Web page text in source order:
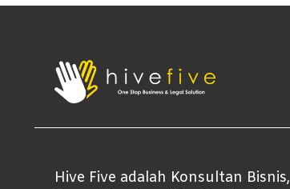
Hive Five adalah Konsultan Bisnis,